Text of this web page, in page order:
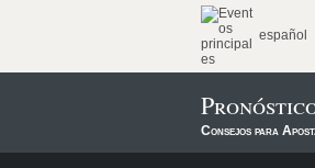
español
Consejos para